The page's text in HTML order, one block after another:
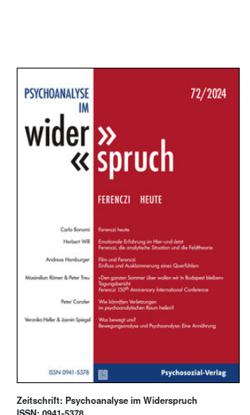
Zeitschrift: Psychoanalyse im Widerspruch